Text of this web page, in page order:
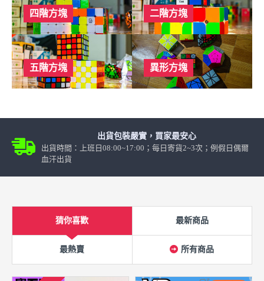
四階方塊 二階方塊
五階方塊 異形方塊
出貨包裝嚴實，買家最安心
出貨時間：上班日08:00~17:00；每日寄貨2~3次；例假日偶爾
血汗出貨
猜你喜歡 最新商品
最熱賣 所有商品